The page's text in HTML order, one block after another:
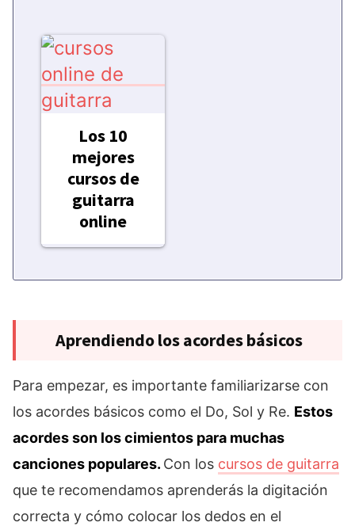
Los 10
mejores
cursos de
guitarra
online
Aprendiendo los acordes básicos
Para empezar, es importante familiarizarse con
los acordes básicos como el Do, Sol y Re. Estos
acordes son los cimientos para muchas
canciones populares. Con los cursos de guitarra
que te recomendamos aprenderás la digitación
correcta y cómo colocar los dedos en el